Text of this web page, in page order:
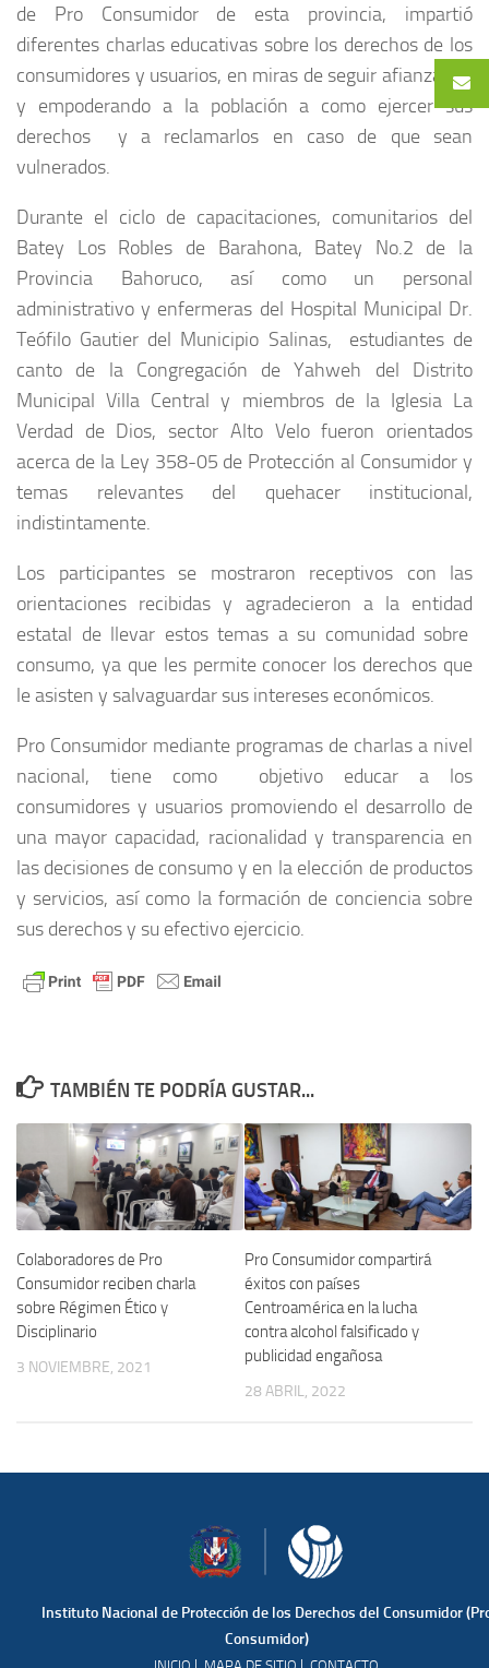
de Pro Consumidor de esta provincia, impartió
diferentes charlas educativas sobre los derechos de los
consumidores y usuarios, en miras de seguir afianzando
y empoderando a la población a como ejercer sus
derechos y a reclamarlos en caso de que sean
vulnerados.
Durante el ciclo de capacitaciones, comunitarios del
Batey Los Robles de Barahona, Batey No.2 de la
Provincia Bahoruco, así como un personal
administrativo y enfermeras del Hospital Municipal Dr.
Teófilo Gautier del Municipio Salinas, estudiantes de
canto de la Congregación de Yahweh del Distrito
Municipal Villa Central y miembros de la Iglesia La
Verdad de Dios, sector Alto Velo fueron orientados
acerca de la Ley 358-05 de Protección al Consumidor y
temas relevantes del quehacer institucional,
indistintamente.
Los participantes se mostraron receptivos con las
orientaciones recibidas y agradecieron a la entidad
estatal de llevar estos temas a su comunidad sobre
consumo, ya que les permite conocer los derechos que
le asisten y salvaguardar sus intereses económicos.
Pro Consumidor mediante programas de charlas a nivel
nacional, tiene como objetivo educar a los
consumidores y usuarios promoviendo el desarrollo de
una mayor capacidad, racionalidad y transparencia en
las decisiones de consumo y en la elección de productos
y servicios, así como la formación de conciencia sobre
sus derechos y su efectivo ejercicio.
TAMBIÉN TE PODRÍA GUSTAR...
Colaboradores de Pro
Consumidor reciben charla
sobre Régimen Ético y
Disciplinario
3 NOVIEMBRE, 2021
Pro Consumidor compartirá
éxitos con países
Centroamérica en la lucha
contra alcohol falsificado y
publicidad engañosa
28 ABRIL, 2022
Instituto Nacional de Protección de los Derechos del Consumidor
Consumidor)